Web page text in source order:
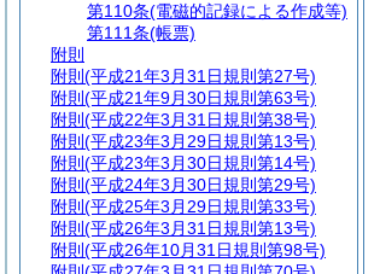
第110条(電磁的記録による作成等)
第111条(帳票)
附則
附則 (平成21年3月31日規則第27号)
附則 (平成21年9月30日規則第63号)
附則 (平成22年3月31日規則第38号)
附則 (平成23年3月29日規則第13号)
附則 (平成23年3月30日規則第14号)
附則 (平成24年3月30日規則第29号)
附則 (平成25年3月29日規則第33号)
附則 (平成26年3月31日規則第13号)
附則 (平成26年10月31日規則第98号)